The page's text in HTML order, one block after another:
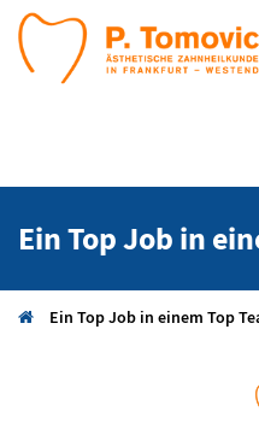
Ein Top Job in
Ein Top Job in einem Top